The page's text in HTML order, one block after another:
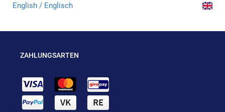
English / Englisch
ZAHLUNGSARTEN